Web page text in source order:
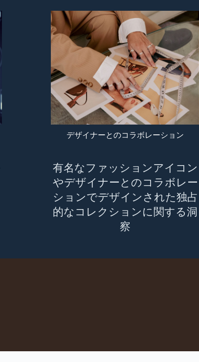
デザイナーとのコラボレーション
有名なファッションアイコン
やデザイナーとのコラボレー
ションでデザインされた独占
的なコレクションに関する洞
察